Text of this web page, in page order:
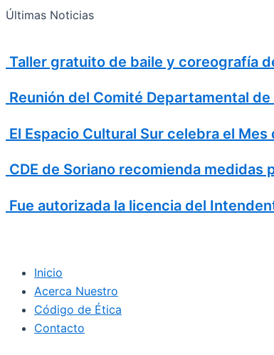
Ir
Últimas Noticias
Taller gratuito de baile y coreografía
Reunión del Comité Departamental
El Espacio Cultural Sur celebra el
CDE de Soriano recomienda
Fue autorizada la licencia del
Inicio
Acerca Nuestro
Código de Ética
Contacto
Search